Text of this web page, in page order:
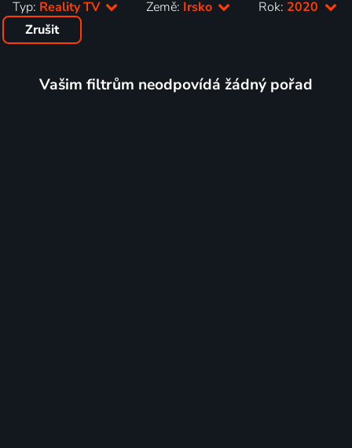
Typ: Reality TV Země: Irsko Rok: 2020
Zrušit
Vašim filtrům neodpovídá žádný pořad